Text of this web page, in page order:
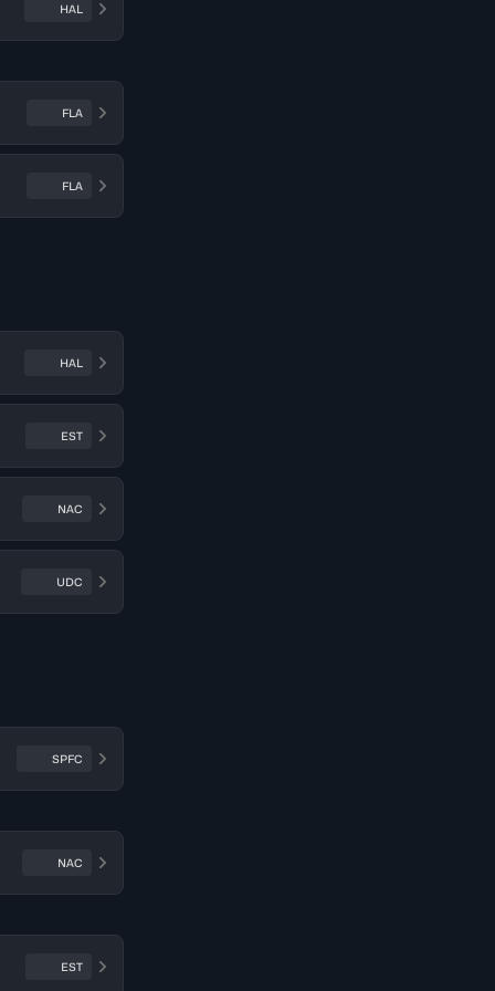
HAL
FLA
FLA
HAL
EST
NAC
UDC
SPFC
NAC
EST